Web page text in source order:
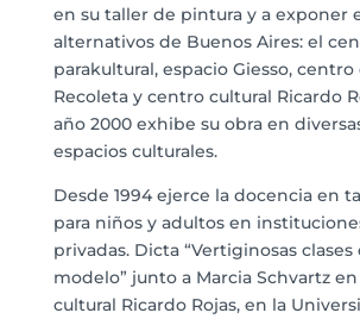
en su taller de pintura y a exponer
alternativos de Buenos Aires: el
parakultural, espacio Giesso, centro
Recoleta y centro cultural Ricardo
año 2000 exhibe su obra en
espacios culturales.
Desde 1994 ejerce la docencia en
para niños y adultos en
privadas. Dicta “Vertiginosas
modelo” junto a Marcia Schvartz
cultural Ricardo Rojas, en la